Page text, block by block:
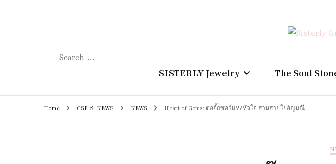
Search
Positive Power Jewelry
SISTERLY Jewelry The Soul
Home CSR & NEWS NEWS Heart of Gems: ต่อจิ๊กซอว์แห่งหัวใจ สานสายใยอัญมณี